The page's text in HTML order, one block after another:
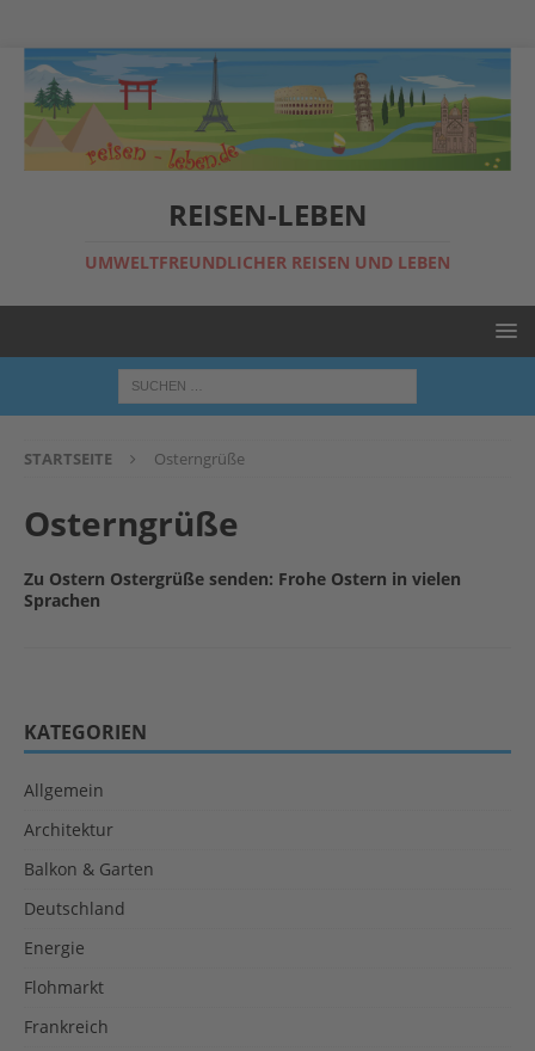
REISEN-LEBEN
UMWELTFREUNDLICHER REISEN UND LEBEN
STARTSEITE Osterngrüße
Osterngrüße
Zu Ostern Ostergrüße senden: Frohe Ostern in vielen
Sprachen
KATEGORIEN
Allgemein
Architektur
Balkon & Garten
Deutschland
Energie
Flohmarkt
Frankreich